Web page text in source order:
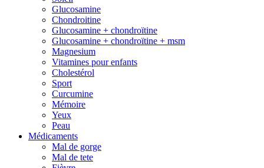
Glucosamine
Chondroitine
Glucosamine + chondroïtine
Glucosamine + chondroïtine + msm
Magnesium
Vitamines pour enfants
Cholestérol
Sport
Curcumine
Mémoire
Yeux
Peau
Médicaments
Mal de gorge
Mal de tete